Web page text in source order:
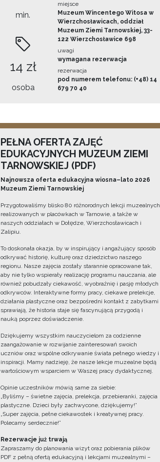
min.
14 zł
osoba
miejsce
Muzeum Wincentego Witosa w
Wierzchosławicach, oddział
Muzeum Ziemi Tarnowskiej, 33-
122 Wierzchosławice 698
uwagi
wymagana rezerwacja
rezerwacja
pod numerem telefonu: (+48) 14
679 70 40
PEŁNA OFERTA ZAJĘĆ
EDUKACYJNYCH MUZEUM ZIEMI
TARNOWSKIEJ (PDF)
Najnowsza oferta edukacyjna wiosna–lato 2026
Muzeum Ziemi Tarnowskiej
Przygotowaliśmy blisko 80 różnorodnych lekcji muzealnych
realizowanych w placówkach w Tarnowie, a także w
naszych oddziałach w Dołędze, Wierzchosławicach i
Zalipiu.
To doskonała okazja, by w inspirujący i angażujący sposób
odkrywać historię, kulturę oraz dziedzictwo naszego
regionu. Nasze zajęcia zostały starannie opracowane tak,
aby nie tylko wspierały realizację programu nauczania, ale
również pobudzały ciekawość, wyobraźnię i pasję młodych
odkrywców. Interaktywne formy pracy, ciekawe prelekcje,
działania plastyczne oraz bezpośredni kontakt z zabytkami
sprawiają, że historia staje się fascynującą przygodą i
nauką poprzez doświadczenie.
Dziękujemy wszystkim nauczycielom za codzienne
zaangażowanie w rozwijanie zainteresowań swoich
uczniów oraz wspólne odkrywanie świata pełnego wiedzy i
inspiracji. Mamy nadzieję, że nasze lekcje muzealne będą
wartościowym wsparciem w Waszej pracy dydaktycznej.
Opinie uczestników mówią same za siebie:
„Byliśmy – świetne zajęcia, prelekcja, przebieranki, zajęcia
plastyczne. Dzieci były zachwycone, dziękujemy!”
„Super zajęcia, pełne ciekawostek i kreatywnej pracy.
Polecamy serdecznie!”
Rezerwacje już trwają
Zapraszamy do planowania wizyt oraz pobierania plików
PDF z pełną ofertą edukacyjną i lekcjami muzealnymi –